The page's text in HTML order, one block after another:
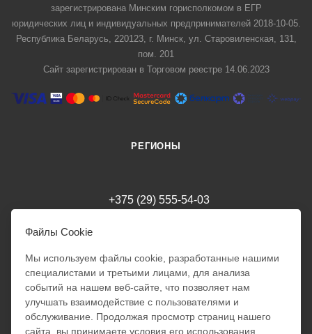
Милания
Добрый день!
зарегистрирована Минским горисполкомом в ЕГР
юридических лиц и индивидуальных предпринимателей 2018-10-05.
Республика Беларусь, 220123, г. Минск, ул. Старовиленская, 131,
пом. 201
Сайт зарегистрирован в Торговом реестре 14.06.2023
РЕГИОНЫ
+375 (29) 555-54-03
г. Минск
Режим работы интернет-магазина: 24/7
Обработка заказов: 10:00 - 18:00
Отправка заказов ПН - ПТ:
Файлы Cookie
Мы используем файлы cookie, разработанные нашими
специалистами и третьими лицами, для анализа
событий на нашем веб-сайте, что позволяет нам
улучшать взаимодействие с пользователями и
обслуживание. Продолжая просмотр страниц нашего
сайта, вы принимаете условия его использования.